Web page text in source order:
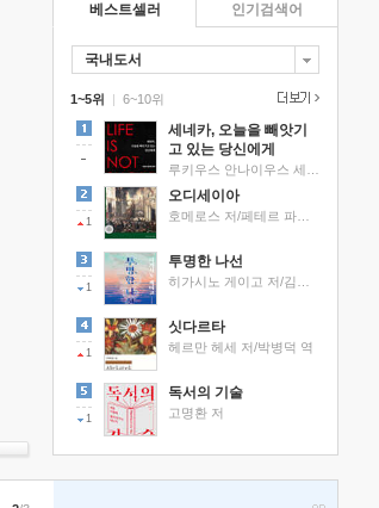
베스트셀러
국내도서
1~5위 |
세네카, 오늘을 빼앗기
고 있는 당신에게
1
오디세이아
1
투명한 나선
1
싯다르타
헤르만 헤세 저/박병덕 역
1
독서의 기술
고명환 저
6~10위
인기검색어